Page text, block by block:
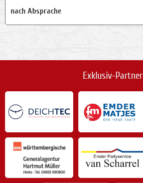
nach Absprache
Exklusiv-Partner